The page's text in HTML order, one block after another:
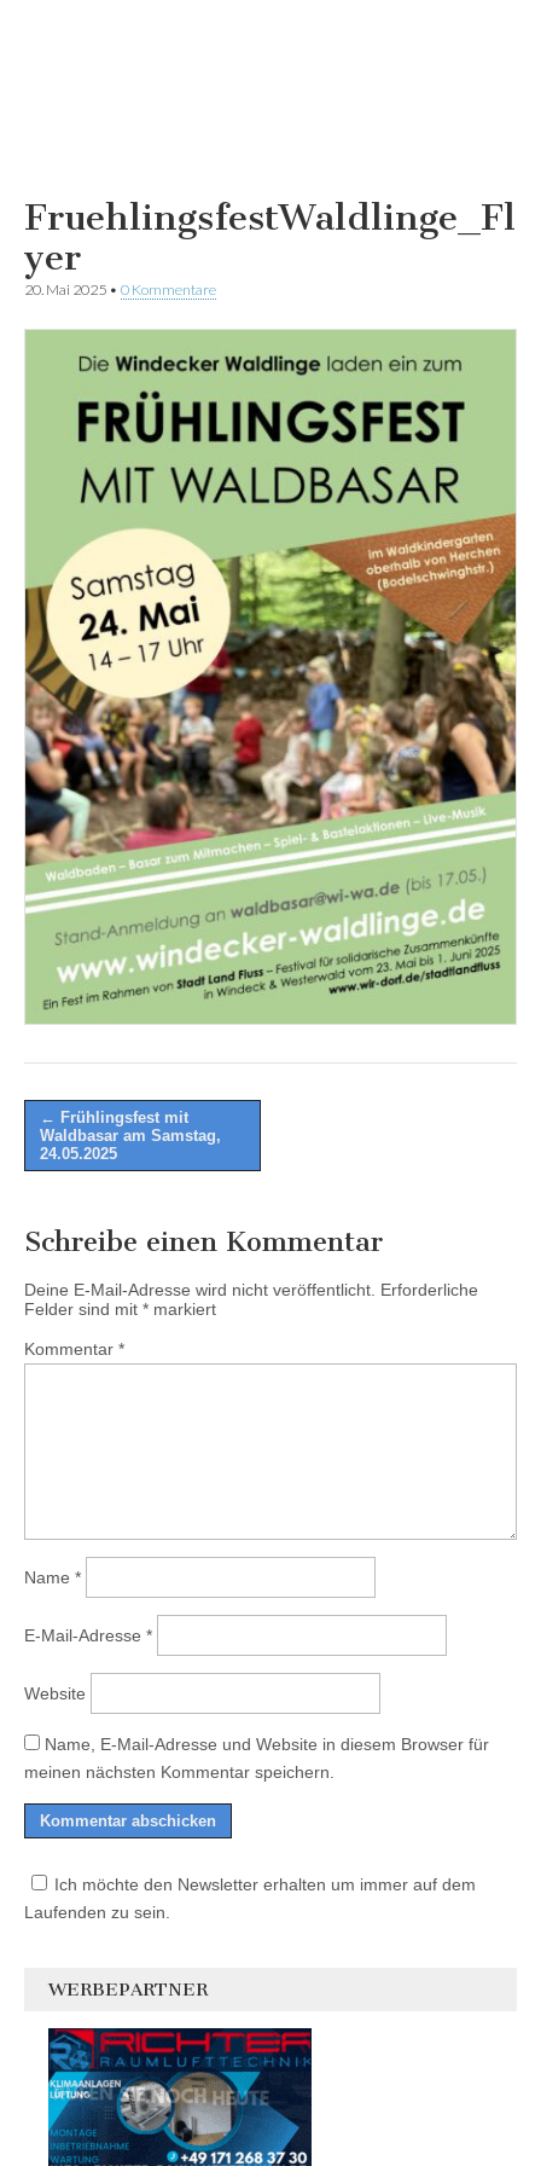
FruehlingsfestWaldlinge_Fl
yer
20. Mai 2025 • 0 Kommentare
Post
navigation
← Frühlingsfest mit
Waldbasar am Samstag,
24.05.2025
Schreibe einen Kommentar
Deine E-Mail-Adresse wird nicht veröffentlicht. Erforderliche
Felder sind mit * markiert
Kommentar *
Name *
E-Mail-Adresse *
Website
Name, E-Mail-Adresse und Website in diesem Browser für
meinen nächsten Kommentar speichern.
Ich möchte den Newsletter erhalten um immer auf dem
Laufenden zu sein.
WERBEPARTNER